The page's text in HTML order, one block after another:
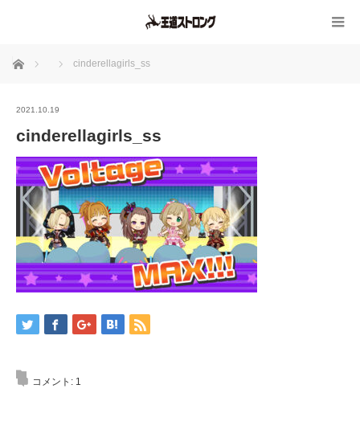
ホーム cinderellagirls_ss
2021.10.19
cinderellagirls_ss
コメント: 1